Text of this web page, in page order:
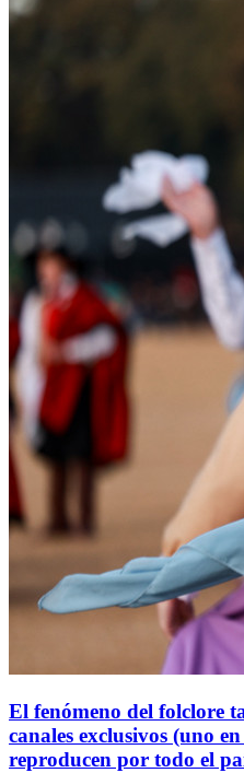
El fenómeno del folclore
canales exclusivos (uno
reproducen por todo el